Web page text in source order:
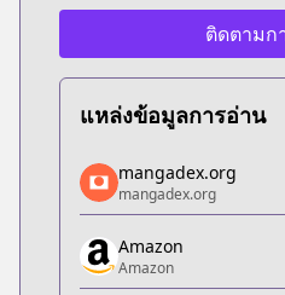
ติดตามก
แหล่งข้อมูลการอ่าน
mangadex.org
mangadex.org
https://
Amazon
Amazon
mangadex.org
mangadex.org
Amazon
Amazon